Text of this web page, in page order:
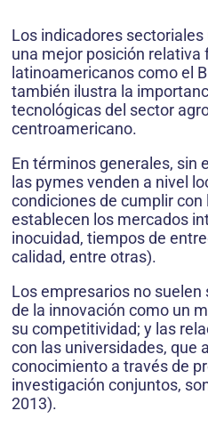
Los indicadores
una mejor posición relativa
latinoamericanos como el
también ilustra la
tecnológicas del sector
centroamericano.
En términos generales, sin
las pymes venden a nivel
condiciones de cumplir con
establecen los mercados
inocuidad, tiempos de
calidad, entre otras).
Los empresarios no
de la innovación como un
su competitividad; y las
con las universidades, que
conocimiento a través de
investigación conjuntos,
2013).